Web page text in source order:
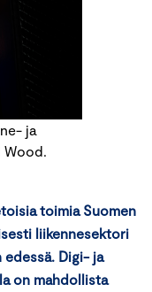
ja
Wood.
toimia Suomen
liikennesektori
Digi- ja
on mahdollista